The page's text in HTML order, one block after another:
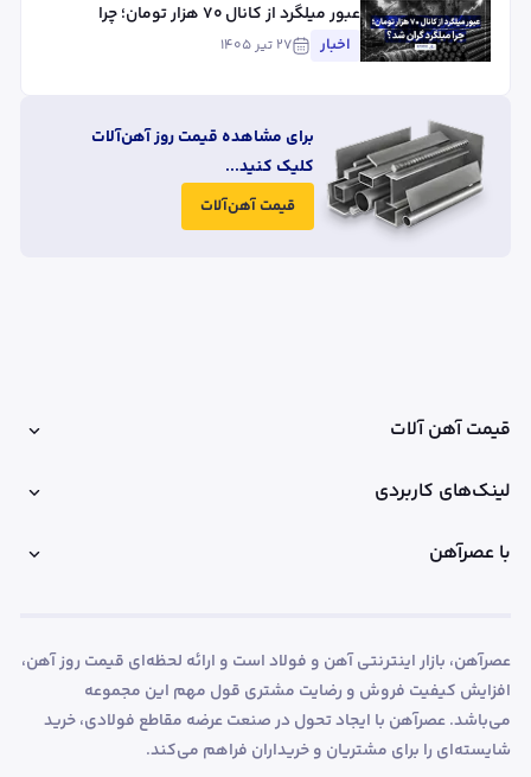
عبور میلگرد از کانال ۷۰ هزار تومان؛ چرا
میلگرد گران شد؟
اخبار ۲۷ تیر ۱۴۰۵
برای مشاهده قیمت روز آهن‌آلات
کلیک کنید...
قیمت آهن‌آلات
قیمت آهن آلات
لینک‌های کاربردی
با عصرآهن
عصرآهن، بازار اینترنتی آهن و فولاد است و ارائه لحظه‌ای قیمت روز آهن،
افزایش کیفیت فروش و رضایت مشتری قول مهم این مجموعه
می‌باشد. عصرآهن با ایجاد تحول در صنعت عرضه مقاطع فولادی، خرید
شایسته‌ای را برای مشتریان و خریداران فراهم می‌کند.